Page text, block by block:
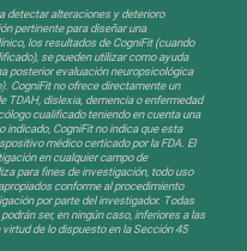
detectar alteraciones y deterioro
pertinente para diseñar una
los resultados de CogniFit (cuando
se pueden utilizar como ayuda
posterior evaluación neuropsicológica
CogniFit no ofrece directamente un
TDAH, dislexia, demencia o enfermedad
cualificado teniendo en cuenta una
indicado, CogniFit no indica que esta
médico certicado por la FDA. El
en cualquier campo de
para fines de investigación, todo uso
conforme al procedimiento
por parte del investigador. Todas
ser, en ningún caso, inferiores a las
de lo dispuesto en la Sección 45